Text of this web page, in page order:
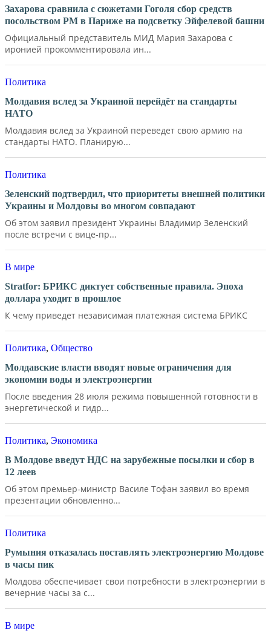
Захарова сравнила с сюжетами Гоголя сбор средств
посольством РМ в Париже на подсветку Эйфелевой башни
Официальный представитель МИД Мария Захарова с
иронией прокомментировала ин...
Политика
Молдавия вслед за Украиной перейдёт на стандарты
НАТО
Молдавия вслед за Украиной переведет свою армию на
стандарты НАТО. Планирую...
Политика
Зеленский подтвердил, что приоритеты внешней политики
Украины и Молдовы во многом совпадают
Об этом заявил президент Украины Владимир Зеленский
после встречи с вице-пр...
В мире
Stratfor: БРИКС диктует собственные правила. Эпоха
доллара уходит в прошлое
К чему приведет независимая платежная система БРИКС
Политика, Общество
Молдавские власти вводят новые ограничения для
экономии воды и электроэнергии
После введения 28 июля режима повышенной готовности в
энергетической и гидр...
Политика, Экономика
В Молдове введут НДС на зарубежные посылки и сбор в
12 леев
Об этом премьер-министр Василе Тофан заявил во время
презентации обновленно...
Политика
Румыния отказалась поставлять электроэнергию Молдове
в часы пик
Молдова обеспечивает свои потребности в электроэнергии в
вечерние часы за с...
В мире